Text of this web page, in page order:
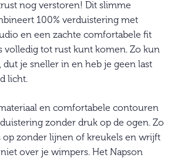
nog verstoren! Dit slimme
100% verduistering met
en een zachte comfortabele fit
volledig tot rust kunt komen. Zo kun
dut je sneller in en heb je geen last
licht.
en comfortabele contouren
zonder druk op de ogen. Zo
op zonder lijnen of kreukels en wrijft
over je wimpers. Het Napson